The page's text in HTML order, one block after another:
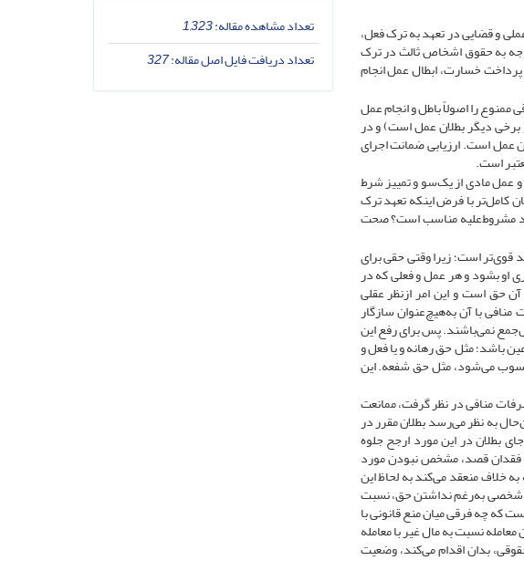
و قضایی در تعهد به ترک فعل،
به حقوق اشخاص ثالث در ترک
خسارت، ابطال عمل انجام
را اصولاً باطل و انجام عمل
دیگر بطلان عمل است) و در
عمل است. ارزیابی ضمانت اجرای
است.
عمل مادی از یک‌سو و تمییز شرط
کامل‌تر با فرض اینکه تعهد ترک
مشروط‌علیه مناسب است؟ صحت
است؛ زیرا وقتی حقی برای
او بشود و هر عمل و فعلی که در
حق است و این امر ازنظر عقلی
با آن به‌هیچ‌عنوان سازگار
نمی‌باشند. پس برای رفع این
باشد؛ مثل حق رهانه و یا فعل و
می‌شود، مثل حق شفعه. این
منافی در نظر گرفت، ممانعت
گرایش نشان داده است. بااین‌حال به نظر می‌رسد بطلان مقرر در
بطلان در این مورد ارجح جلوه
فقدان قصد، مشخص نبودن مورد
خلاف منعقد می‌کند به لحاظ این
شخصی به‌رغم نداشتن حق، نسبت
دانسته است و نه باطل (ماده 247 قم). حال پرسش این است که چه فرقی میان منع قانونی با
نسبت به مال غیر با معامله
بدان اقدام می‌کند، وضعیت
تعداد مشاهده مقاله:1,323
تعداد دریافت فایل اصل مقاله:327